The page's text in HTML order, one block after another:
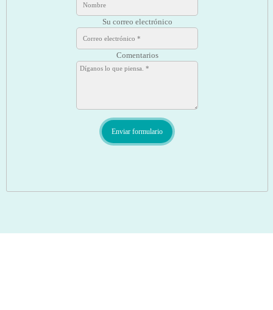
Su correo electrónico
Comentarios
Enviar formulario